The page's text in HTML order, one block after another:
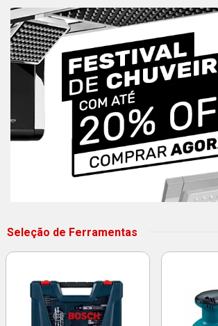
Seleção de Ferramentas